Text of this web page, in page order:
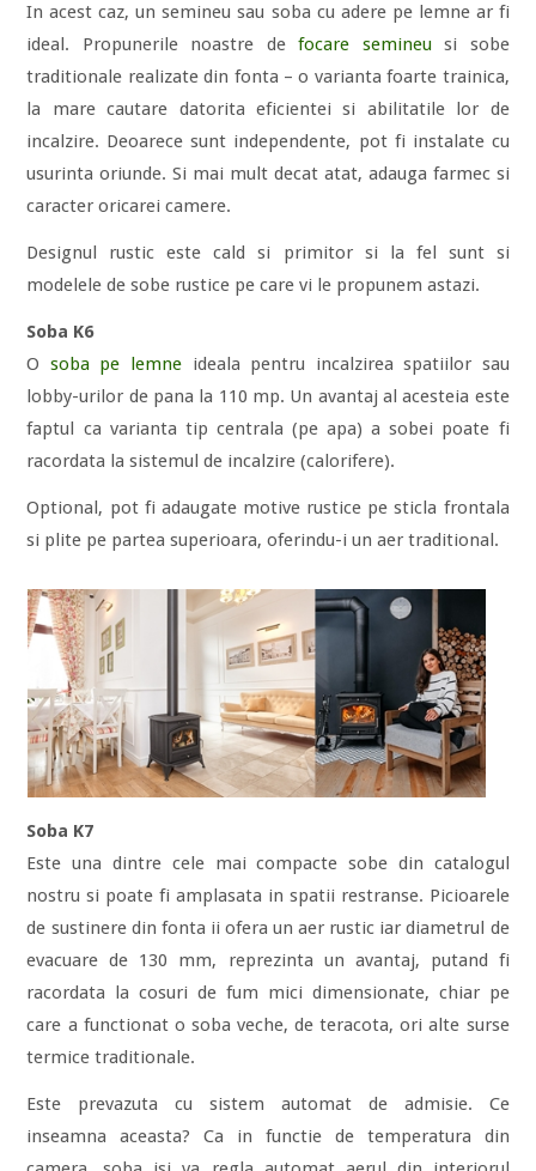
In acest caz, un semineu sau soba cu adere pe lemne ar fi
ideal. Propunerile noastre defocare semineusi sobe
traditionale realizate din fonta – o varianta foarte trainica,
la mare cautare datorita eficientei si abilitatile lor de
incalzire. Deoarece sunt independente, pot fi instalate cu
usurinta oriunde. Si mai mult decat atat, adauga farmec si
caracter oricarei camere.
Designul rustic este cald si primitor si la fel sunt si
modelele de sobe rustice pe care vi le propunem astazi.
Soba K6
O soba pe lemneideala pentru incalzirea spatiilor sau
lobby-urilor de pana la 110 mp. Un avantaj al acesteia este
faptul ca varianta tip centrala (pe apa) a sobei poate fi
racordata la sistemul de incalzire (calorifere).
Optional, pot fi adaugate motive rustice pe sticla frontala
si plite pe partea superioara, oferindu-i un aer traditional.
Soba K7
Este una dintre cele mai compacte sobe din catalogul
nostru si poate fi amplasata in spatii restranse. Picioarele
de sustinere din fonta ii ofera un aer rustic iar diametrul de
evacuare de 130 mm, reprezinta un avantaj, putand fi
racordata la cosuri de fum mici dimensionate, chiar pe
care a functionat o soba veche, de teracota, ori alte surse
termice traditionale.
Este prevazuta cu sistem automat de admisie. Ce
inseamna aceasta? Ca in functie de temperatura din